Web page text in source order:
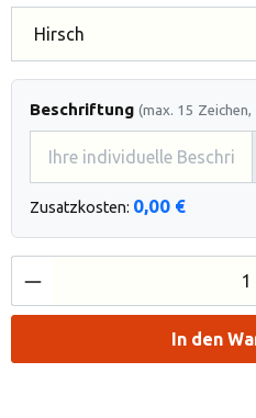
Beschriftung (max. 15
Zusatzkosten: 0,00 €
Produkt Anzahl: Gib
In den